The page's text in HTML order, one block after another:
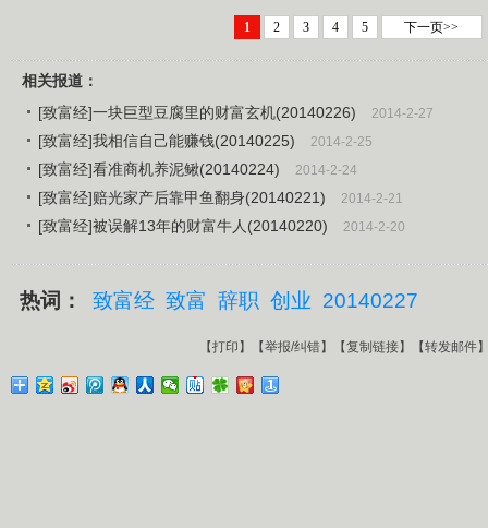
1 2 3 4 5 下一页>>
相关报道：
[致富经]一块巨型豆腐里的财富玄机(20140226)
2014-2-27
[致富经]我相信自己能赚钱(20140225) 2014-2-25
[致富经]看准商机养泥鳅(20140224) 2014-2-24
[致富经]赔光家产后靠甲鱼翻身(20140221) 2014-2-21
[致富经]被误解13年的财富牛人(20140220) 2014-2-20
热词： 致富经 致富 辞职 创业 20140227
【打印 】【举报/纠错】【复制链接】【转发邮件